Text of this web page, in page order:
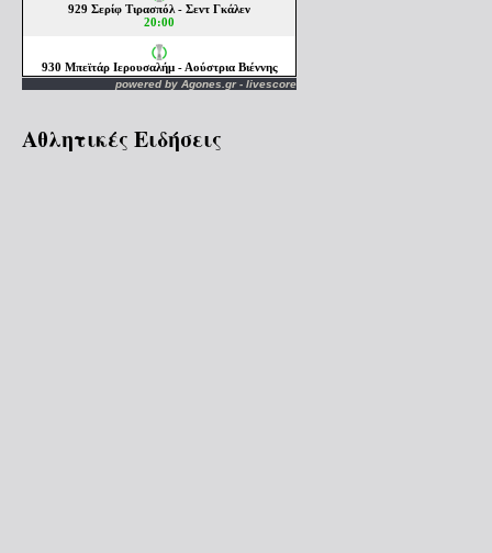
powered by Agones.gr- livescore
Αθλητικές Ειδήσεις